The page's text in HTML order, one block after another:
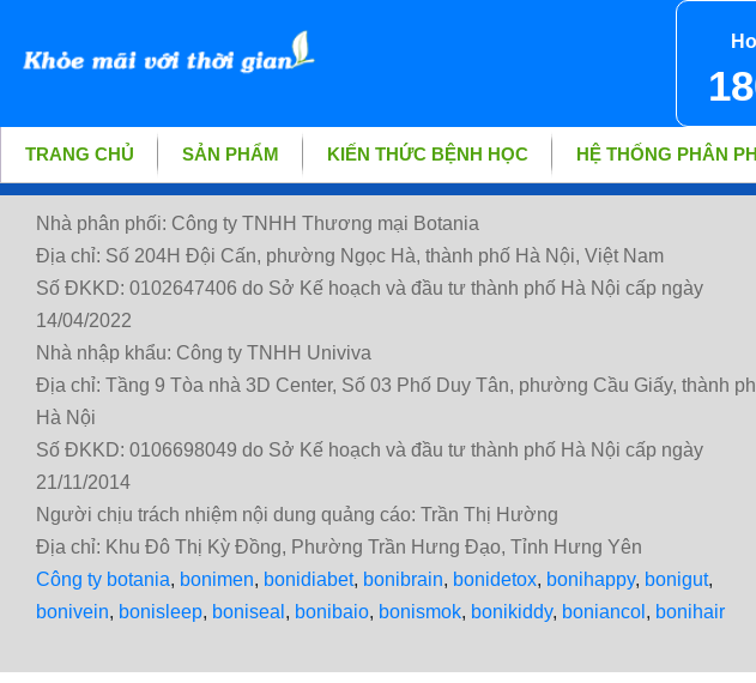
TRANG CHỦ SẢN PHẨM KIẾN THỨC BỆNH HỌC HỆ THỐNG PHÂN
Nhà phân phối: Công ty TNHH Thương mại Botania
Địa chỉ: Số 204H Đội Cấn, phường Ngọc Hà, thành phố Hà Nội, Việt Nam
Số ĐKKD: 0102647406 do Sở Kế hoạch và đầu tư thành phố Hà Nội cấp ngày
14/04/2022
Nhà nhập khẩu: Công ty TNHH Univiva
Địa chỉ: Tầng 9 Tòa nhà 3D Center, Số 03 Phố Duy Tân, phường Cầu Giấy, thành
Hà Nội
Số ĐKKD: 0106698049 do Sở Kế hoạch và đầu tư thành phố Hà Nội cấp ngày
21/11/2014
Người chịu trách nhiệm nội dung quảng cáo: Trần Thị Hường
Địa chỉ: Khu Đô Thị Kỳ Đồng, Phường Trần Hưng Đạo, Tỉnh Hưng Yên
Công ty botania, bonimen, bonidiabet, bonibrain, bonidetox, bonihappy, bonigut,
bonivein, bonisleep, boniseal , bonibaio, bonismok, bonikiddy, boniancol , bonihair